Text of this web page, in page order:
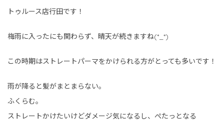
トゥルース店行田です！
梅雨に入ったにも関わらず、晴天が続きますね(*_*)
この時期はストレートパーマをかけられる方がとっても多いです！
雨が降ると髪がまとまらない。
ふくらむ。
ストレートかけたいけどダメージ気になるし、ぺたっとなる